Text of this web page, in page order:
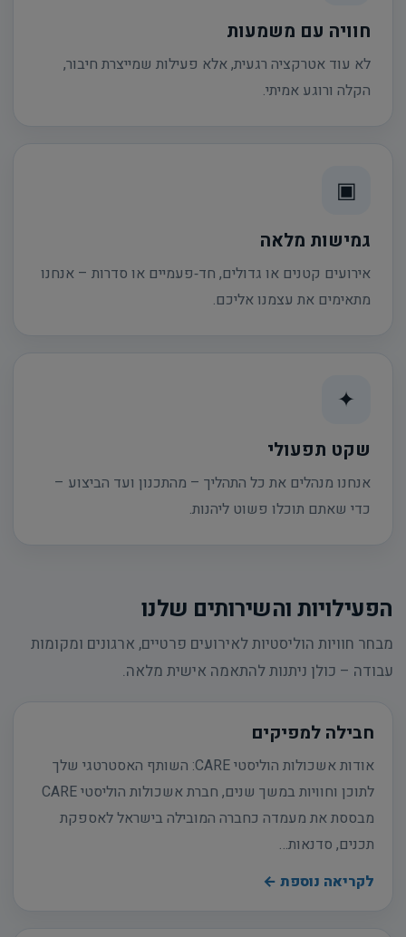
חוויה עם משמעות
לא עוד אטרקציה רגעית, אלא פעילות שמייצרת חיבור,
הקלה ורוגע אמיתי.
▣
גמישות מלאה
אירועים קטנים או גדולים, חד‑פעמיים או סדרות – אנחנו
מתאימים את עצמנו אליכם.
✦
שקט תפעולי
אנחנו מנהלים את כל התהליך – מהתכנון ועד הביצוע –
כדי שאתם תוכלו פשוט ליהנות.
הפעילויות והשירותים שלנו
מבחר חוויות הוליסטיות לאירועים פרטיים, ארגונים ומקומות
עבודה – כולן ניתנות להתאמה אישית מלאה.
חבילה למפיקים
אודות אשכולות הוליסטי CARE: השותף האסטרטגי שלך
לתוכן וחוויות במשך שנים, חברת אשכולות הוליסטי CARE
מבססת את מעמדה כחברה המובילה בישראל לאספקת
תכנים, סדנאות…
לקריאה נוספת ←